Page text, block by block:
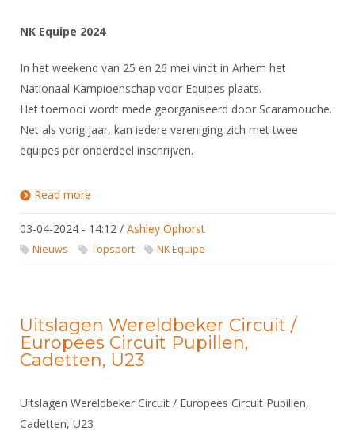
NK Equipe 2024
In het weekend van 25 en 26 mei vindt in Arhem het
Nationaal Kampioenschap voor Equipes plaats.
Het toernooi wordt mede georganiseerd door Scaramouche.
Net als vorig jaar, kan iedere vereniging zich met twee
equipes per onderdeel inschrijven.
Read more
03-04-2024 - 14:12 / Ashley Ophorst
Nieuws Topsport NK Equipe
Uitslagen Wereldbeker Circuit /
Europees Circuit Pupillen,
Cadetten, U23
Uitslagen Wereldbeker Circuit / Europees Circuit Pupillen,
Cadetten, U23